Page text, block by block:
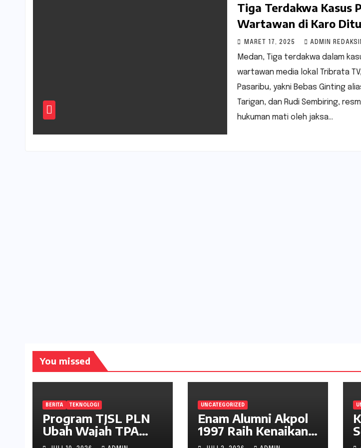
Tiga Terdakwa Kasus
Wartawan di Karo
Hukuman Mati
MARET 17, 2025 ADMIN
Medan, Tiga terdakwa dalam
wartawan media lokal Tribrata
Pasaribu, yakni Bebas Ginting
Tarigan, dan Rudi Sembiring,
hukuman mati oleh jaksa…
You missed
BERITA TEKNOLOGI
Program TJSL PLN
Ubah Wajah TPA
Kawatuna, Sampah
UNCATEGORIZED
Enam Alumni Akpol
1997 Raih Kenaikan
Pangkat, Wujud